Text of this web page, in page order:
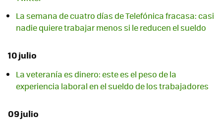
La semana de cuatro días de Telefónica fracasa: casi
nadie quiere trabajar menos si le reducen el sueldo
10 julio
La veteranía es dinero: este es el peso de la
experiencia laboral en el sueldo de los trabajadores
09 julio